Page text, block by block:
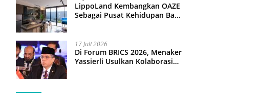
LippoLand Kembangkan OAZE
Sebagai Pusat Kehidupan Baru
17 Juli 2026
Di Forum BRICS 2026, Menaker
Yassierli Usulkan Kolaborasi